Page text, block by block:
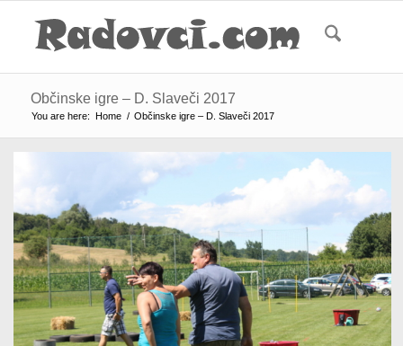
Občinske igre – D. Slaveči 2017
You are here: Home / Občinske igre – D. Slaveči 2017